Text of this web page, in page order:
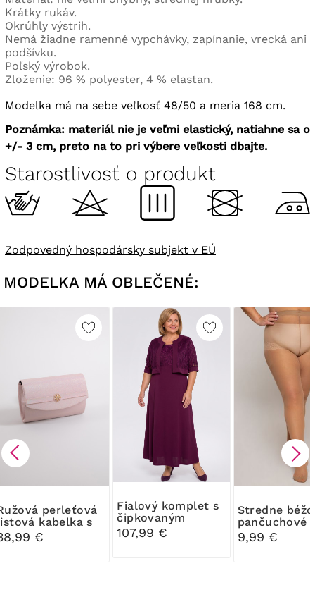
Krátky rukáv.
Okrúhly výstrih.
Nemá žiadne ramenné vypchávky, zapínanie, vrecká ani
podšívku.
Poľský výrobok.
Zloženie: 96 % polyester, 4 % elastan.
Modelka má na sebe veľkosť 48/50 a meria 168 cm.
Poznámka: materiál nie je veľmi elastický, natiahne sa o
+/- 3 cm, preto na to pri výbere veľkosti dbajte.
Starostlivosť o produkt
Zodpovedný hospodársky subjekt v EÚ
MODELKA MÁ OBLEČENÉ:
kabelka s
€
Fialový komplet s
čipkovaným
bolerkom
107,99 €
Stredne béžové
pančuchové
nohavice 30
Ribessa
9,99 €